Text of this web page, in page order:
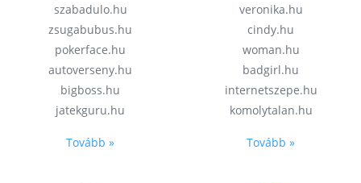
szabadulo.hu
zsugabubus.hu
pokerface.hu
autoverseny.hu
bigboss.hu
jatekguru.hu
Tovább »
veronika.hu
cindy.hu
woman.hu
badgirl.hu
internetszepe.hu
komolytalan.hu
Tovább »